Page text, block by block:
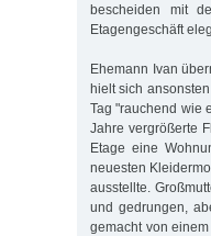
bescheiden mit
Etagengeschäft
Ehemann Ivan
hielt sich
Tag "rauchend wie
Jahre vergrößerte
Etage eine
neuesten
ausstellte.
und gedrungen,
gemacht von